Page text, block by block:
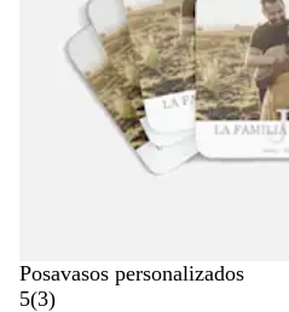
#
e
Posavasos personalizados
5(33
)